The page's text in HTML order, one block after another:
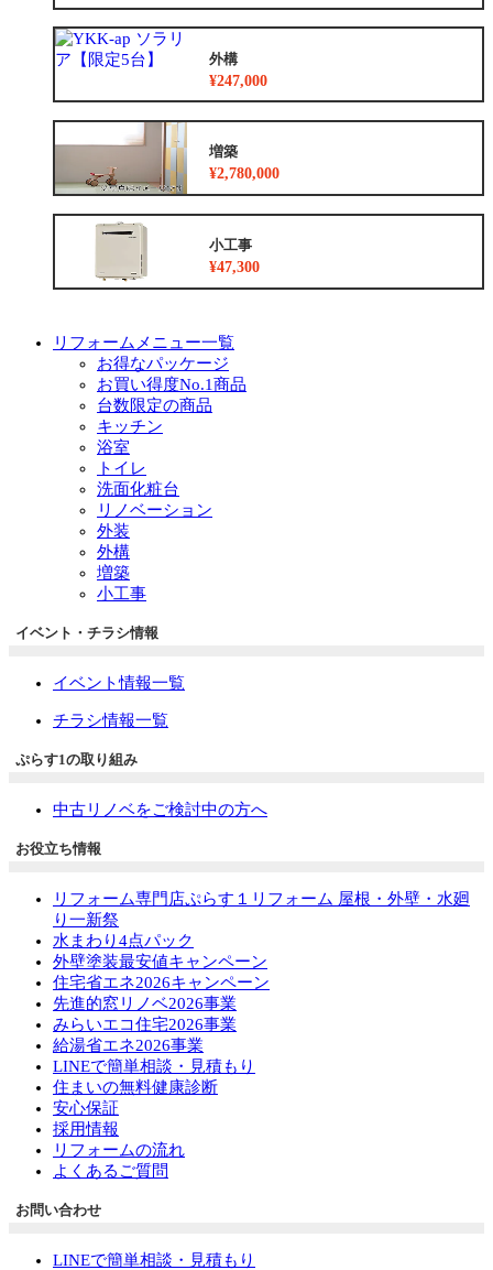
外構
¥247,000
増築
¥2,780,000
小工事
¥47,300
リフォームメニュー一覧
お得なパッケージ
お買い得度No.1商品
台数限定の商品
キッチン
浴室
トイレ
洗面化粧台
リノベーション
外装
外構
増築
小工事
イベント・チラシ情報
イベント情報一覧
チラシ情報一覧
ぷらす1の取り組み
中古リノベをご検討中の方へ
お役立ち情報
リフォーム専門店ぷらす１リフォーム 屋根・外壁・水廻
り一新祭
水まわり4点パック
外壁塗装最安値キャンペーン
住宅省エネ2026キャンペーン
先進的窓リノベ2026事業
みらいエコ住宅2026事業
給湯省エネ2026事業
LINEで簡単相談・見積もり
住まいの無料健康診断
安心保証
採用情報
リフォームの流れ
よくあるご質問
お問い合わせ
LINEで簡単相談・見積もり